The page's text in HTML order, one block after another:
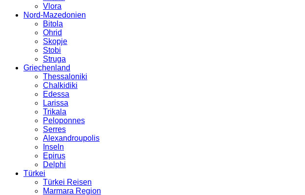
Vlora
Nord-Mazedonien
Bitola
Ohrid
Skopje
Stobi
Struga
Griechenland
Thessaloniki
Chalkidiki
Edessa
Larissa
Trikala
Peloponnes
Serres
Alexandroupolis
Inseln
Epirus
Delphi
Türkei
Türkei Reisen
Marmara Region